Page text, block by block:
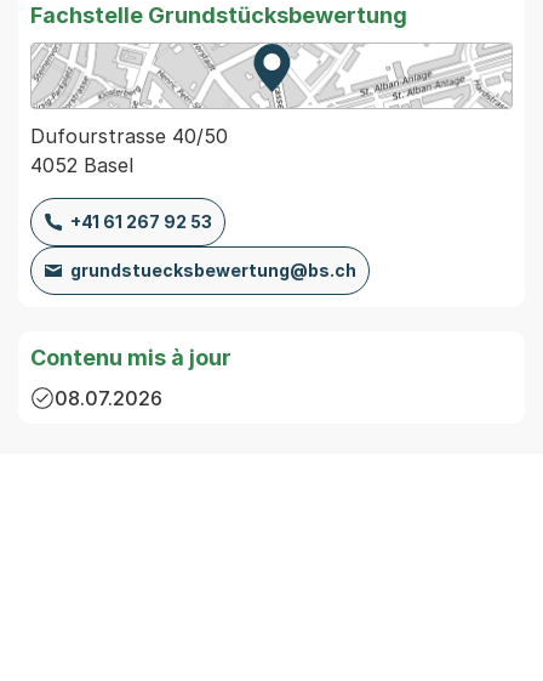
Fachstelle Grundstücksbewertung
Zur Karte von MapBS.
Externer Link, wird in einem
Dufourstrasse 40/50
4052 Basel
+41 61 267 92 53
grundstuecksbewertung@bs.ch
Contenu mis à jour
08.07.2026